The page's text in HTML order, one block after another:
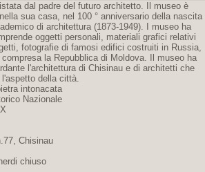
dal padre del futuro architetto. Il museo è
sua casa, nel 100 ° anniversario della nascita
di architettura (1873-1949). I museo ha
oggetti personali, materiali grafici relativi
fotografie di famosi edifici costruiti in Russia,
la Repubblica di Moldova. Il museo ha
l'architettura di Chisinau e di architetti che
della città.
intonacata
Nazionale
Chisinau
chiuso